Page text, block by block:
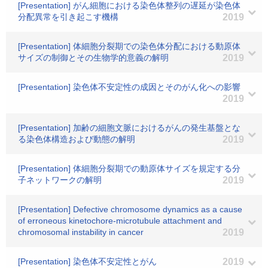
[Presentation] がん細胞における染色体整列の遅延が染色体
分配異常を引き起こす機構
2019
[Presentation] 体細胞分裂期での染色体分配における動原体
サイズの制御とその生物学的意義の解明
2019
[Presentation] 染色体不安定性の成因とそのがん化への影響
2019
[Presentation] 加齢の細胞文脈におけるがんの発生基盤とな
る染色体構造および動態の解明
2019
[Presentation] 体細胞分裂期での動原体サイズを規定する分
子ネットワークの解明
2019
[Presentation] Defective chromosome dynamics as a cause
of erroneous kinetochore-microtubule attachment and
chromosomal instability in cancer
2019
[Presentation] 染色体不安定性とがん 2019